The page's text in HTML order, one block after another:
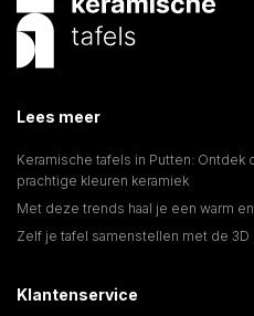
Lees meer
Keramische tafels in Putten:
prachtige kleuren keramiek
Met deze trends haal je een warm
Zelf je tafel samenstellen met de 3D
Klantenservice